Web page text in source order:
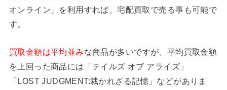
オンライン」を利用すれば、宅配買取で売る事も可能で
す。
買取金額は平均並みな商品が多いですが、平均買取金額
を上回った商品には「テイルズ オブ アライズ」
「LOST JUDGMENT:裁かれざる記憶」などがありま